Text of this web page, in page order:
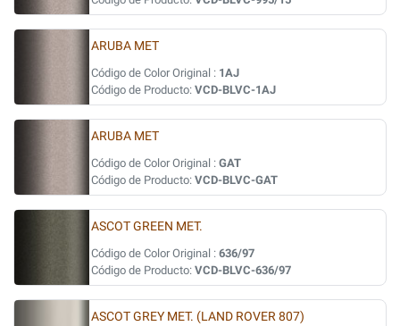
ARUBA MET
Código de Color Original : 1AJ
Código de Producto: VCD-BLVC-1AJ
ARUBA MET
Código de Color Original : GAT
Código de Producto: VCD-BLVC-GAT
ASCOT GREEN MET.
Código de Color Original : 636/97
Código de Producto: VCD-BLVC-636/97
ASCOT GREY MET. (LAND ROVER 807)